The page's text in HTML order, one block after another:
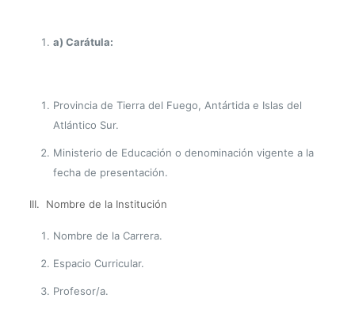
a) Carátula:
Provincia de Tierra del Fuego, Antártida e Islas del
Atlántico Sur.
Ministerio de Educación o denominación vigente a la
fecha de presentación.
III. Nombre de la Institución
Nombre de la Carrera.
Espacio Curricular.
Profesor/a.